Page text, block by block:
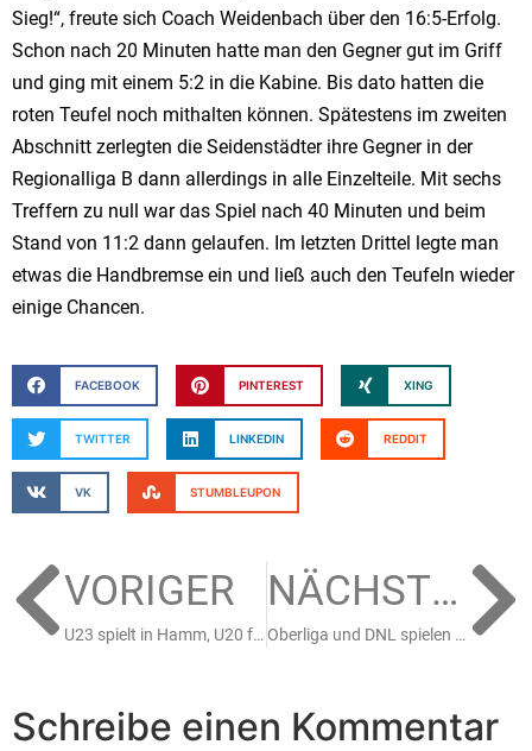
Sieg!“, freute sich Coach Weidenbach über den 16:5-Erfolg.
Schon nach 20 Minuten hatte man den Gegner gut im Griff
und ging mit einem 5:2 in die Kabine. Bis dato hatten die
roten Teufel noch mithalten können. Spätestens im zweiten
Abschnitt zerlegten die Seidenstädter ihre Gegner in der
Regionalliga B dann allerdings in alle Einzelteile. Mit sechs
Treffern zu null war das Spiel nach 40 Minuten und beim
Stand von 11:2 dann gelaufen. Im letzten Drittel legte man
etwas die Handbremse ein und ließ auch den Teufeln wieder
einige Chancen.
FACEBOOK PINTEREST XING
TWITTER LINKEDIN REDDIT
VK STUMBLEUPON
VORIGER
U23 spielt in Hamm, U20 fährt nach Ingolstadt
NÄCHSTER
Oberliga und DNL spielen an diesem Wochenende schon nicht mehr
Schreibe einen Kommentar